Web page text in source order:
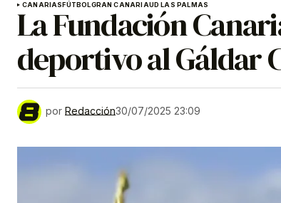
CANARIASFÚTBOLGRAN CANARIAUD LAS PALMAS
La Fundación
deportivo al Gáldar
por Redacción30/07/2025 23:09